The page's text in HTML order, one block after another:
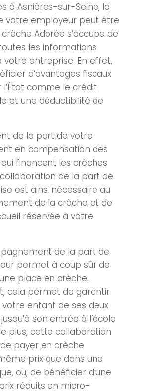
s à Asnières-sur-Seine, la
votre employeur peut être
crèche Adorée s’occupe de
les informations
votre entreprise. En effet,
d’avantages fiscaux
comme le crédit
et une déductibilité de
de la part de votre
en compensation des
financent les crèches
de la part de
est ainsi nécessaire au
de la crèche et de
réservée à votre
de la part de
permet à coup sûr de
place en crèche.
cela permet de garantir
enfant de ses deux
son entrée à l’école
plus, cette collaboration
payer en crèche
prix que dans une
ou, de bénéficier d’une
réduits en micro-